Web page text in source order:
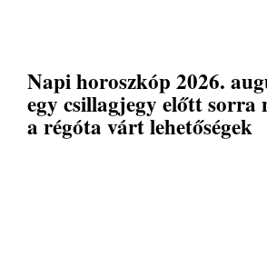
Napi horoszkóp 2026.
egy csillagjegy előtt sorra
a régóta várt lehetőségek